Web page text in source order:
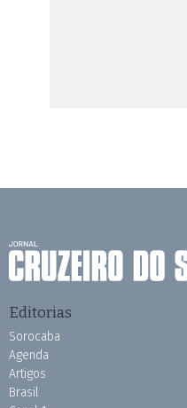
Editorias
Sorocaba
Agenda
Artigos
Brasil